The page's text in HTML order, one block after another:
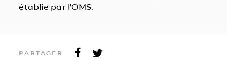
établie par l'OMS.
PARTAGER